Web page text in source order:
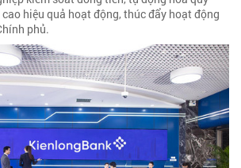
hiệu quả hoạt động, thúc đẩy hoạt động
phủ.